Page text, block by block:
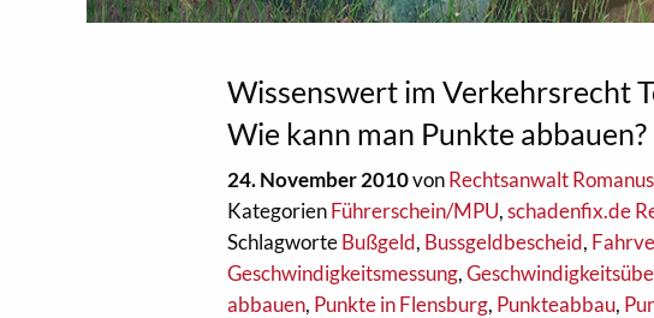
Wissenswert im Verkehrsrecht
Wie kann man Punkte abbauen?
24. November 2010vonRechtsanwalt
KategorienFührerschein/MPU,schadenfix.de
SchlagworteBußgeld, Bussgeldbescheid,
Geschwindigkeitsmessung,
abbauen, Punkte in Flensburg, Punkteabbau,